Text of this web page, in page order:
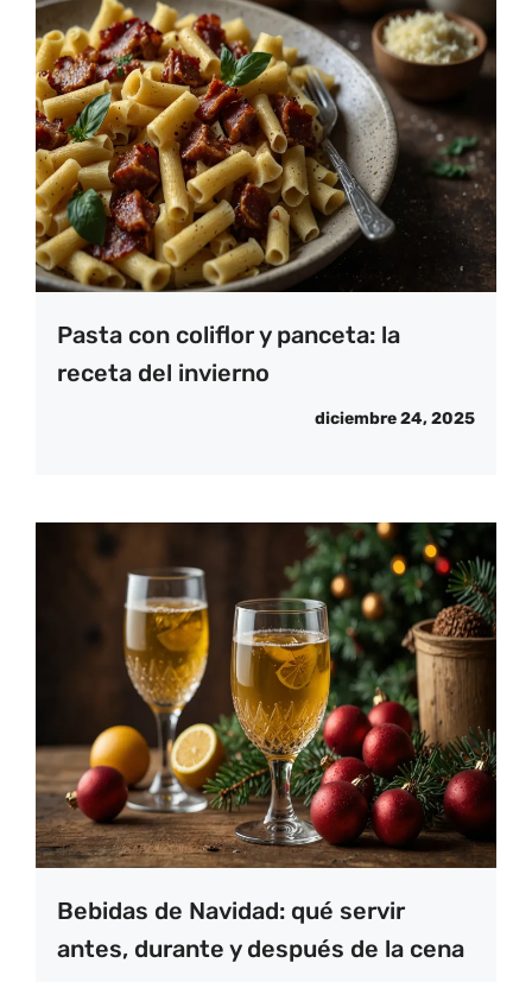
Pasta con coliflor y panceta: la
receta del invierno
diciembre 24, 2025
Bebidas de Navidad: qué servir
antes, durante y después de la cena